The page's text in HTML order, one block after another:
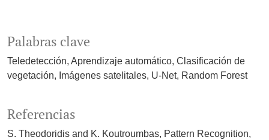
Palabras clave
Teledetección Aprendizaje automático Clasificación de
vegetación
Imágenes satelitales U-Net Random Forest
Referencias
S. Theodoridis and K. Koutroumbas, Pattern Recognition,